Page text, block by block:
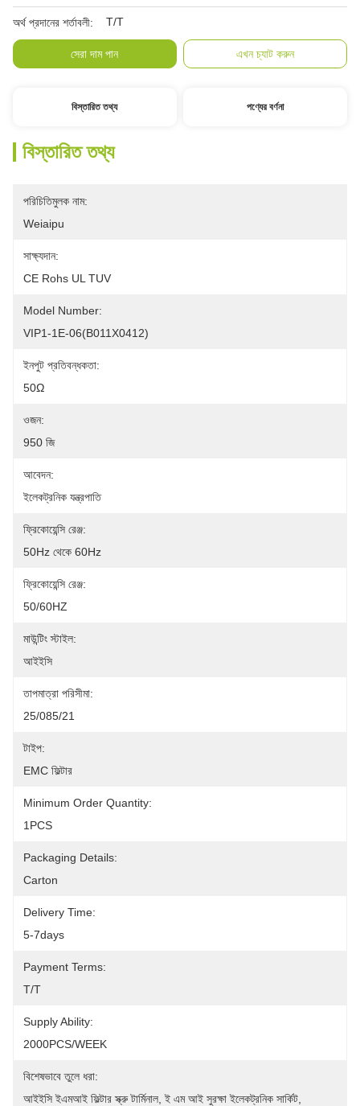
অর্থ প্রদানের শর্তাবলী: T/T
সেরা দাম পান এখন চ্যাট করুন
বিস্তারিত তথ্য পণ্যের বর্ণনা
বিস্তারিত তথ্য
পরিচিতিমুলক নাম:
Weiaipu
সাক্ষ্যদান:
CE Rohs UL TUV
Model Number:
VIP1-1E-06(B011X0412)
ইনপুট প্রতিবন্ধকতা:
50Ω
ওজন:
950 জি
আবেদন:
ইলেকট্রনিক যন্ত্রপাতি
ফ্রিকোয়েন্সি রেঞ্জ:
50Hz থেকে 60Hz
ফ্রিকোয়েন্সি রেঞ্জ:
50/60HZ
মাউন্টিং স্টাইল:
আইইসি
তাপমাত্রা পরিসীমা:
25/085/21
টাইপ:
EMC ফিল্টার
Minimum Order Quantity:
1PCS
Packaging Details:
Carton
Delivery Time:
5-7days
Payment Terms:
T/T
Supply Ability:
2000PCS/WEEK
বিশেষভাবে তুলে ধরা:
আইইসি ইএমআই ফিল্টার স্ক্রু টার্মিনাল , ই এম আই সুরক্ষা ইলেকট্রনিক সার্কিট